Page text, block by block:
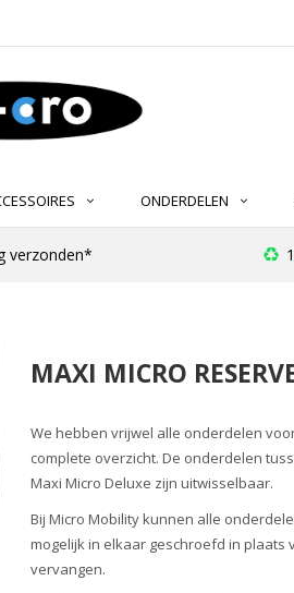
ONDERDELEN
verzonden*
MAXI MICRO
We hebben vrijwel alle onderdelen
complete overzicht. De onderdelen
Maxi Micro Deluxe zijn uitwisselbaar.
Bij Micro Mobility kunnen alle
mogelijk in elkaar geschroefd in plaats
vervangen.